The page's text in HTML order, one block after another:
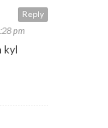
Reply
pm
kyl